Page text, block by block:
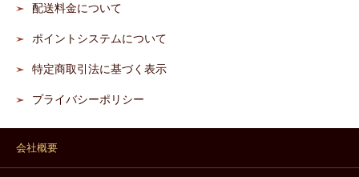
配送料金について
ポイントシステムについて
特定商取引法に基づく表示
プライバシーポリシー
会社概要